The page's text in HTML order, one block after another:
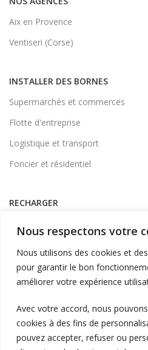
Nous respectons votre
Nous utilisons des cookies et
pour garantir le bon
améliorer votre expérience
Avec votre accord, nous
cookies à des fins de
pouvez accepter, refuser ou
Aix en Provence
Ventiseri (Corse)
INSTALLER DES BORNES
Supermarchés et commerces
Flotte d'entreprise
Logistique et transport
Foncier et résidentiel
RECHARGER
A Domicile
Télécharger l'application
LIENS UTILES
L'entreprise